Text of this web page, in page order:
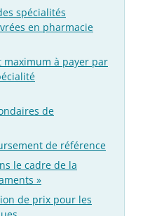
spécialités
en pharmacie
à payer par
de
de référence
le cadre de la
»
de prix pour les